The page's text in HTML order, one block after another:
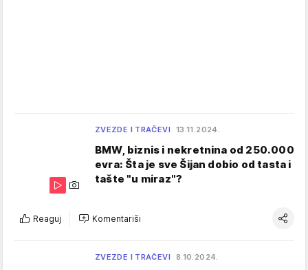
ZVEZDE I TRAČEVI 13.11.2024.
BMW, biznis i nekretnina od 250.000
evra: Šta je sve Šijan dobio od tasta i
tašte "u miraz"?
Reaguj Komentariši
ZVEZDE I TRAČEVI 8.10.2024.